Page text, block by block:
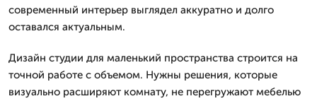
современный интерьер выглядел аккуратно и долго
оставался актуальным.
Дизайн студии для маленький пространства строится на
точной работе с объемом. Нужны решения, которые
визуально расширяют комнату, не перегружают мебелью